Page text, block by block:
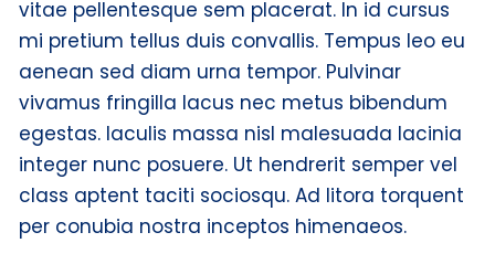
vitae pellentesque sem placerat. In id cursus
mi pretium tellus duis convallis. Tempus leo eu
aenean sed diam urna tempor. Pulvinar
vivamus fringilla lacus nec metus bibendum
egestas. Iaculis massa nisl malesuada lacinia
integer nunc posuere. Ut hendrerit semper vel
class aptent taciti sociosqu. Ad litora torquent
per conubia nostra inceptos himenaeos.